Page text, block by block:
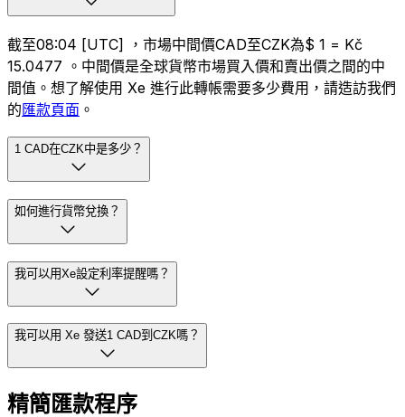
截至08:04 [UTC] ，市場中間價CAD至CZK為$ 1 = Kč
15.0477 。中間價是全球貨幣市場買入價和賣出價之間的中
間值。想了解使用 Xe 進行此轉帳需要多少費用，請造訪我們
的匯款頁面 。
1 CAD在CZK中是多少？
如何進行貨幣兌換？
我可以用Xe設定利率提醒嗎？
我可以用 Xe 發送1 CAD到CZK嗎？
精簡匯款程序